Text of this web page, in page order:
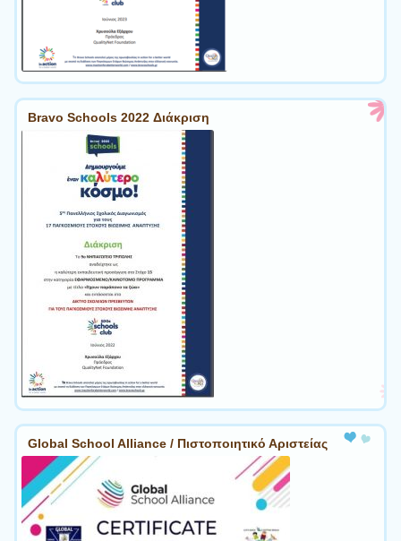
Bravo Schools 2022 Διάκριση
Global School Alliance / Πιστοποιητικό Αριστείας